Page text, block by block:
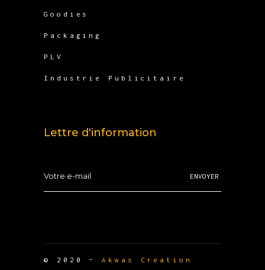
Goodies
Packaging
PLV
Industrie Publicitaire
Lettre d'information
ENVOYER
© 2020 –Akwas Creation